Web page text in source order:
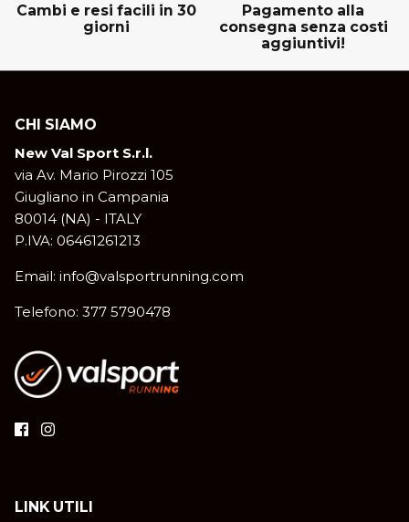
Cambi e resi facili in 30
giorni
Pagamento alla
consegna senza costi
aggiuntivi!
CHI SIAMO
New Val Sport S.r.l.
via Av. Mario Pirozzi 105
Giugliano in Campania
80014 (NA) - ITALY
P.IVA: 06461261213
Email: info@valsportrunning.com
Telefono: 377 5790478
LINK UTILI